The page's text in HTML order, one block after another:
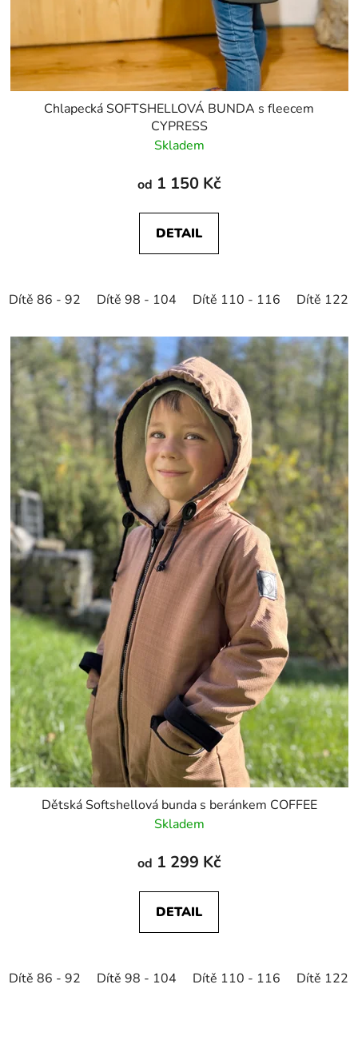
Chlapecká SOFTSHELLOVÁ BUNDA s fleecem
CYPRESS
Skladem
od 1 150 Kč
DETAIL
Dítě 86 - 92 Dítě 98 - 104 Dítě 110 - 116 Dítě 122
Dětská Softshellová bunda s beránkem COFFEE
Skladem
od 1 299 Kč
DETAIL
Dítě 86 - 92 Dítě 98 - 104 Dítě 110 - 116 Dítě 122